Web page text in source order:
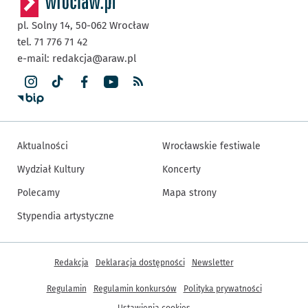
pl. Solny 14, 50-062 Wrocław
tel. 71 776 71 42
e-mail: redakcja@araw.pl
Aktualności
Wydział Kultury
Polecamy
Stypendia artystyczne
Wrocławskie festiwale
Koncerty
Mapa strony
Inne informacje
Redakcja Deklaracja dostępności Newsletter
Regulamin Regulamin konkursów
Polityka prywatności